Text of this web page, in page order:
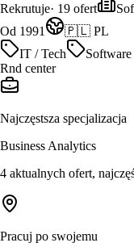
Rekrutuje· 19 ofert
Od 1991
🇵🇱 PL
IT / Tech
Software
Rnd center
Najczęstsza specjalizacja
Business Analytics
4 aktualnych ofert,
Pracuj po swojemu